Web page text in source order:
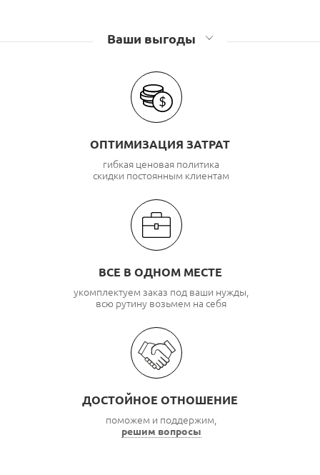
Ваши выгоды
ОПТИМИЗАЦИЯ ЗАТРАТ
гибкая ценовая политика
скидки постоянным клиентам
ВСЕ В ОДНОМ МЕСТЕ
укомплектуем заказ под ваши нужды,
всю рутину возьмем на себя
ДОСТОЙНОЕ ОТНОШЕНИЕ
поможем и поддержим,
решим вопросы